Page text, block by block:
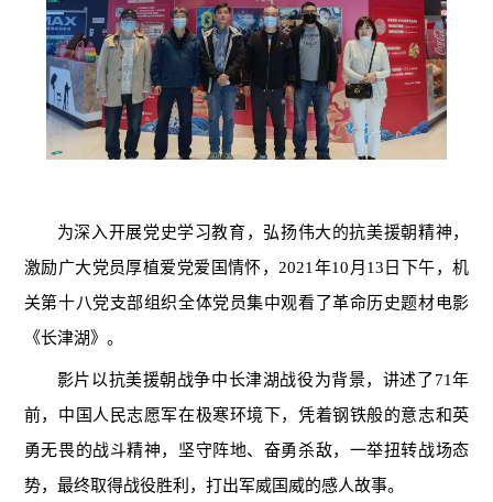
为深入开展党史学习教育，弘扬伟大的抗美援朝精神，
激励广大党员厚植爱党爱国情怀，2021年10月 13 日下午，机
关第十八党支部组织全体党员集中观看了革命历史题材电影
《长津湖》。
影片以抗美援朝战争中长津湖战役为背景，讲述了 71年
前，中国人民志愿军在极寒环境下，凭着钢铁般的意志和英
勇无畏的战斗精神，坚守阵地、奋勇杀敌，一举扭转战场态
势，最终取得战役胜利，打出军威国威的感人故事。